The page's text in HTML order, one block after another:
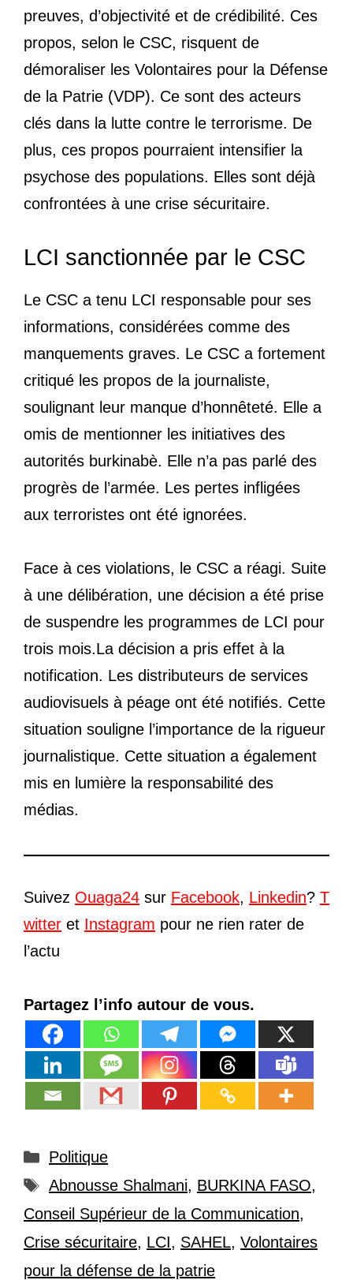
preuves, d’objectivité et de crédibilité. Ces
propos, selon le CSC, risquent de
démoraliser les Volontaires pour la Défense
de la Patrie (VDP). Ce sont des acteurs
clés dans la lutte contre le terrorisme. De
plus, ces propos pourraient intensifier la
psychose des populations. Elles sont déjà
confrontées à une crise sécuritaire.
LCI sanctionnée par le CSC
Le CSC a tenu LCI responsable pour ses
informations, considérées comme des
manquements graves. Le CSC a fortement
critiqué les propos de la journaliste,
soulignant leur manque d’honnêteté. Elle a
omis de mentionner les initiatives des
autorités burkinabè. Elle n’a pas parlé des
progrès de l’armée. Les pertes infligées
aux terroristes ont été ignorées.
Face à ces violations, le CSC a réagi. Suite
à une délibération, une décision a été prise
de suspendre les programmes de LCI pour
trois mois.La décision a pris effet à la
notification. Les distributeurs de services
audiovisuels à péage ont été notifiés. Cette
situation souligne l’importance de la rigueur
journalistique. Cette situation a également
mis en lumière la responsabilité des
médias.
Suivez Ouaga24 sur Facebook, Linkedin? T
witter et Instagram pour ne rien rater de
l’actu
Partagez l’info autour de vous.
Catégories
Politique
Étiquettes
Abnousse Shalmani, BURKINA FASO,
Conseil Supérieur de la Communication,
Crise sécuritaire, LCI, SAHEL, Volontaires
pour la défense de la patrie